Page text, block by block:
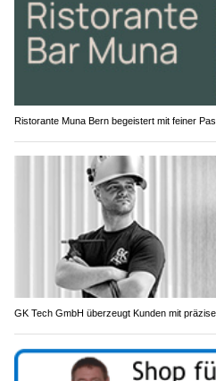
Ristorante Muna Bern begeistert mit feiner
GK Tech GmbH überzeugt Kunden mit